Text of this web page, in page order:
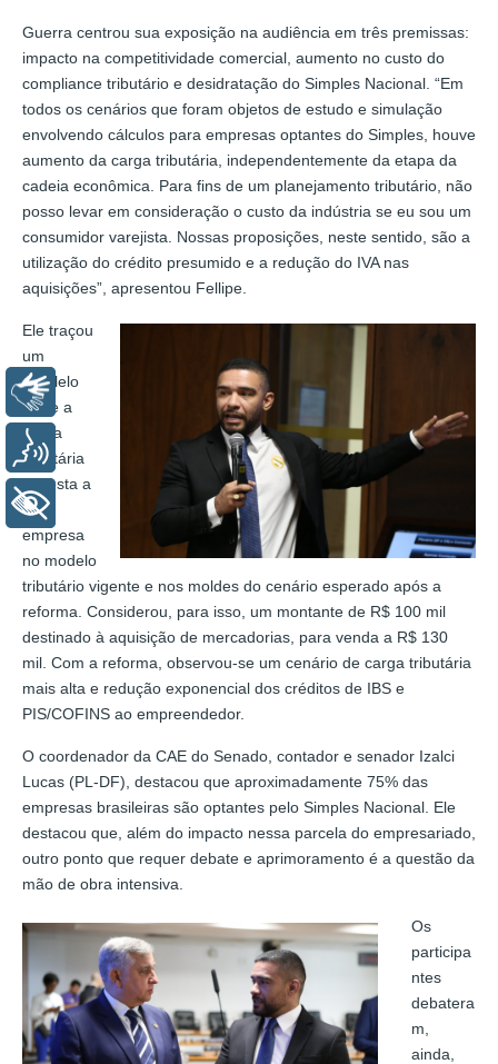
Guerra centrou sua exposição na audiência em três premissas:
impacto na competitividade comercial, aumento no custo do
compliance tributário e desidratação do Simples Nacional. “Em
todos os cenários que foram objetos de estudo e simulação
envolvendo cálculos para empresas optantes do Simples, houve
aumento da carga tributária, independentemente da etapa da
cadeia econômica. Para fins de um planejamento tributário, não
posso levar em consideração o custo da indústria se eu sou um
consumidor varejista. Nossas proposições, neste sentido, são a
utilização do crédito presumido e a redução do IVA nas
aquisições”, apresentou Fellipe.
Ele traçou
um
paralelo
entre a
carga
tributária
imposta a
uma
empresa
no modelo
tributário vigente e nos moldes do cenário esperado após a
reforma. Considerou, para isso, um montante de R$ 100 mil
destinado à aquisição de mercadorias, para venda a R$ 130
mil. Com a reforma, observou-se um cenário de carga tributária
mais alta e redução exponencial dos créditos de IBS e
PIS/COFINS ao empreendedor.
O coordenador da CAE do Senado, contador e senador Izalci
Lucas (PL-DF), destacou que aproximadamente 75% das
empresas brasileiras são optantes pelo Simples Nacional. Ele
destacou que, além do impacto nessa parcela do empresariado,
outro ponto que requer debate e aprimoramento é a questão da
mão de obra intensiva.
Os
participa
ntes
debatera
m,
ainda,
Libras
+ Acessibilidade